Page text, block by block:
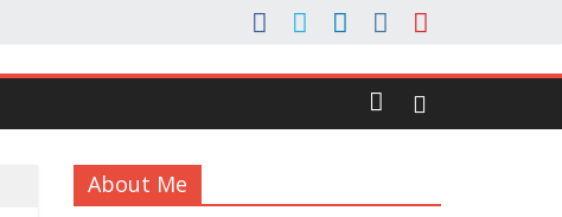
About Me